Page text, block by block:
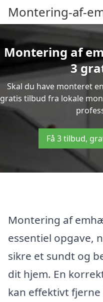
Montering-af-
Montering af
3
Skal du have monteret
gratis tilbud fra lokale
Få 3 tilbud,
Montering af
essentiel opgave,
sikre et sundt og
dit hjem. En
kan effektivt